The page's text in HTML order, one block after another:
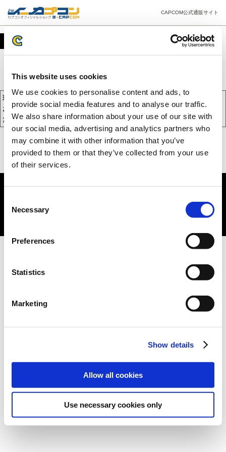
This website uses cookies
We use cookies to personalise content and ads, to
provide social media features and to analyse our traffic.
We also share information about your use of our site with
our social media, advertising and analytics partners who
may combine it with other information that you’ve
provided to them or that they’ve collected from your use
of their services.
Selection
Necessary
Preferences
Statistics
Marketing
Show details
Allow all cookies
Use necessary cookies only
CAPCOM公式通販サイト
カート
現在、カートには商品が入っておりません。
お買い物を続けるには下の 「お買い物を続ける」 をクリックしてく
ださい。